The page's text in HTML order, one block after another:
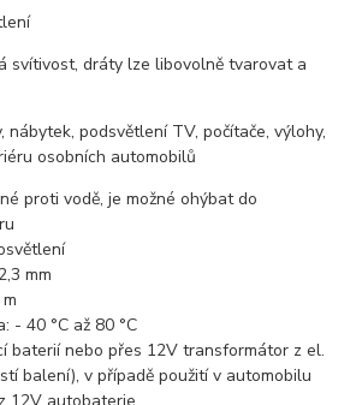
svítivost, dráty lze libovolně tvarovat a
nábytek, podsvětlení TV, počítače, výlohy,
osobních automobilů
proti vodě, je možné ohýbat do
mm
- 40 °C až 80 °C
baterií nebo přes 12V transformátor z el.
balení), v případě použití v automobilu